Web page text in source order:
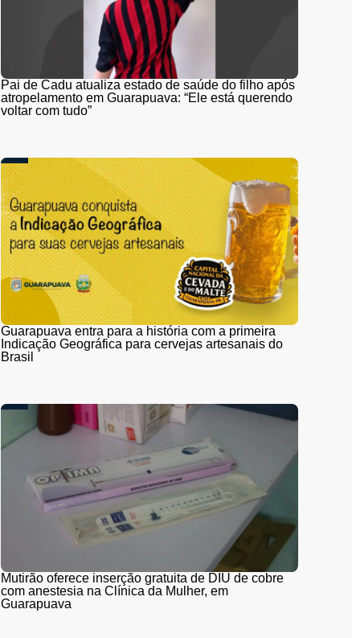
Pai de Cadu atualiza estado de saúde do filho após
atropelamento em Guarapuava: “Ele está querendo
voltar com tudo”
Guarapuava entra para a história com a primeira
Indicação Geográfica para cervejas artesanais do
Brasil
Mutirão oferece inserção gratuita de DIU de cobre
com anestesia na Clínica da Mulher, em
Guarapuava